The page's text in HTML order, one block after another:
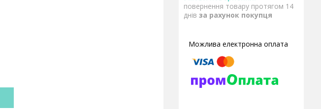
повернення товару протягом 14
днів за рахунок покупця